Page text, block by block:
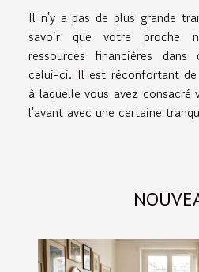
Il n'y a pas de plus grande
savoir que votre proche
ressources financières
celui-ci. Il est réconfortant de
à laquelle vous avez
l'avant avec une certaine